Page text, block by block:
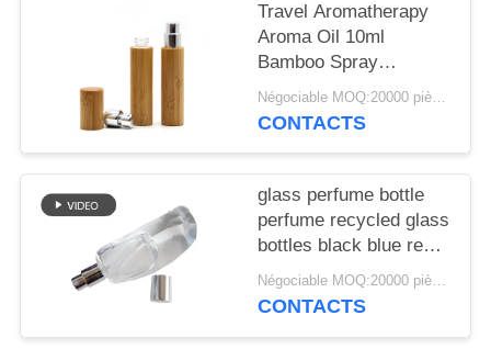
NOUVELLES
DEMANDEZ
UN
Travel Aromatherapy
Aroma Oil 10ml
Bamboo Spray
Perfume Bottle With
Screw Spray Cap
Négociable MOQ:20000 pièces
CONTACTS
glass perfume bottle
perfume recycled glass
bottles black blue red
pink green cap plastic
and metal
Négociable MOQ:20000 pièces
CONTACTS